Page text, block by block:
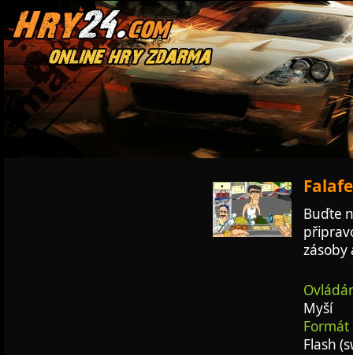
Buďte
zásoby
Myší
Flash